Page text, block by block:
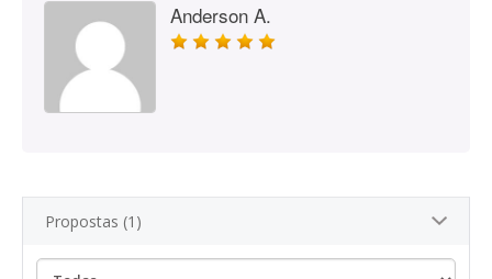
Anderson A.
Propostas (1)